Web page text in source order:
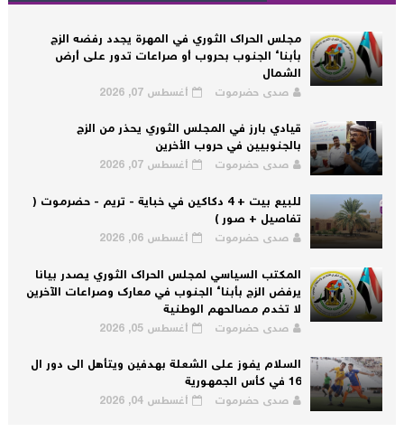
مجلس الحراك الثوري في المهرة يجدد رفضه الزج
بأبناء الجنوب بحروب أو صراعات تدور على أرض
الشمال
صدى حضرموت أغسطس 07, 2026
قيادي بارز في المجلس الثوري يحذر من الزج
بالجنوبيين في حروب الأخرين
صدى حضرموت أغسطس 07, 2026
للبيع بيت + 4 دكاكين في خباية - تريم - حضرموت (
تفاصيل + صور )
صدى حضرموت أغسطس 06, 2026
المكتب السياسي لمجلس الحراك الثوري يصدر بيانا
يرفض الزج بأبناء الجنوب في معارك وصراعات الآخرين
لا تخدم مصالحهم الوطنية
صدى حضرموت أغسطس 05, 2026
السلام يفوز على الشعلة بهدفين ويتأهل الى دور ال
16 في كأس الجمهورية
صدى حضرموت أغسطس 04, 2026